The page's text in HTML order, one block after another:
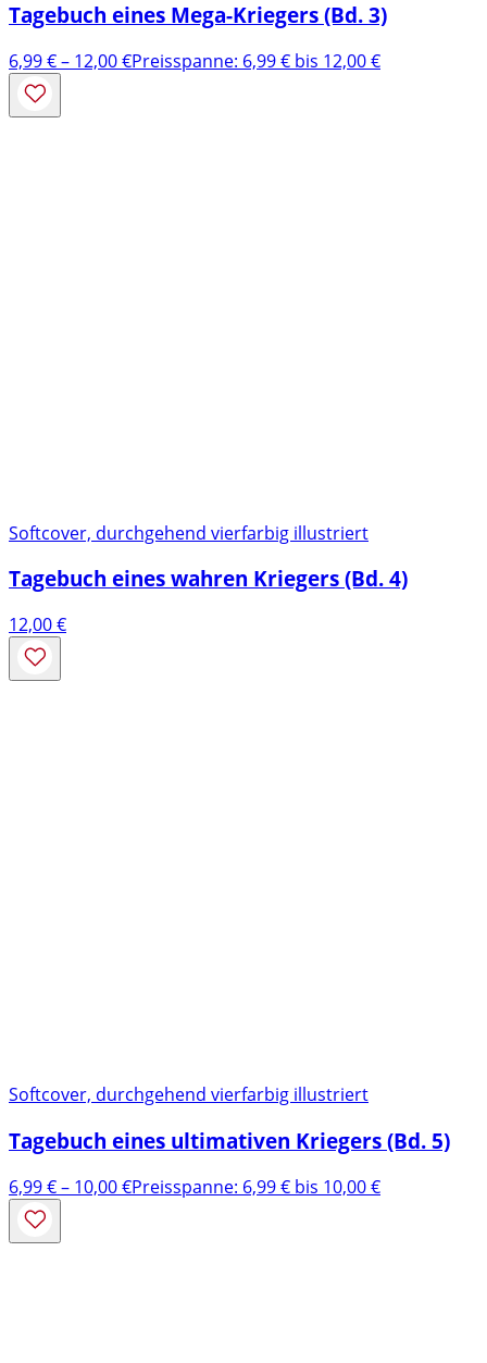
Tagebuch eines Mega-Kriegers (Bd. 3)
6,99€– 12,00€Preisspanne: 6,99 € bis 12,00 €
Softcover, durchgehend vierfarbig illustriert
Tagebuch eines wahren Kriegers (Bd. 4)
12,00€
Softcover, durchgehend vierfarbig illustriert
Tagebuch eines ultimativen Kriegers (Bd. 5)
6,99€– 10,00€Preisspanne: 6,99 € bis 10,00 €